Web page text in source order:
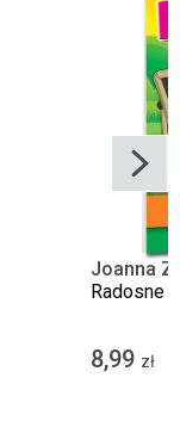
Joanna
Radosne
8,99 zł